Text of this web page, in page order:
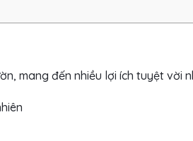
mang đến nhiều lợi ích tuyệt vời